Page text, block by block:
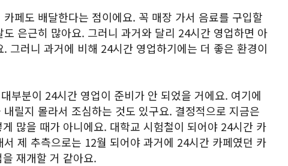
페도 배달한다는 점이에요. 꼭 매장 가서 음료를 구입할
은근히 많아요. 그러니 과거와 달리 24시간 영업하면 아
그러니 과거에 비해 24시간 영업하기에는 더 좋은 환경이
부분이 24시간 영업이 준비가 안 되었을 거에요. 여기에
릴지 몰라서 조심하는 것도 있구요. 결정적으로 지금은
많을 때가 아니에요. 대학교 시험철이 되어야 24시간 카
제 추측으로는 12월 되어야 과거에 24시간 카페였던 카
재개할 거 같아요.